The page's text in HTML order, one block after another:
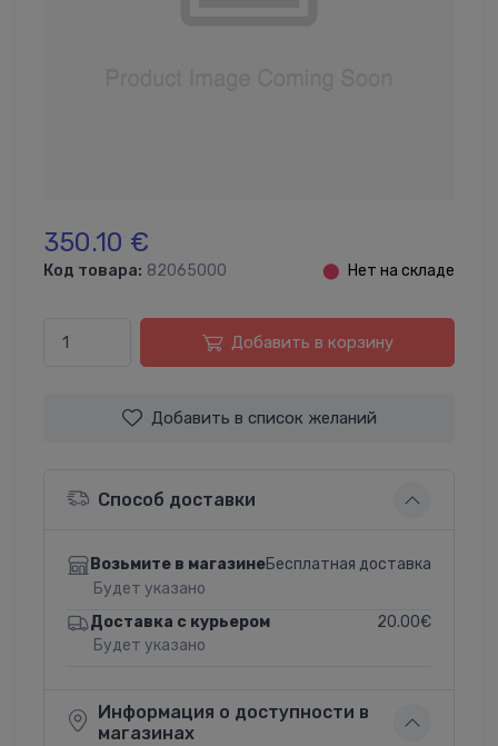
350.10 €
Код товара: 82065000 ⬤ Нет на складе
Добавить в корзину
Добавить в список желаний
Способ доставки
Возьмите в магазине
Будет указано
Бесплатная доставка
Доставка с курьером
Будет указано
20.00€
Информация о доступности в
магазинах